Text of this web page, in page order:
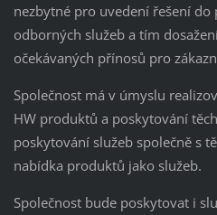
nezbytné pro uvedení řešení do
odborných služeb a tím
očekávaných přínosů pro
Společnost má v úmyslu
HW produktů a poskytování
poskytování služeb společně s
nabídka produktů jako služeb.
Společnost bude poskytovat i